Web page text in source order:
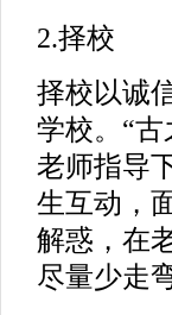
2.择校
择校以诚
学校。“
老师指导
生互动，
解惑，在
尽量少走